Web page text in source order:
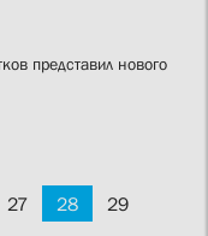
представил нового
27 28
29